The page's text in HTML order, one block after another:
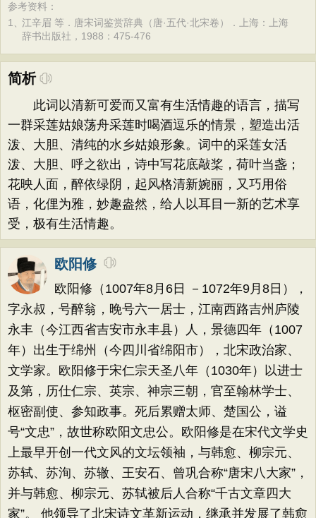
参考资料：
1、江辛眉 等．唐宋词鉴赏辞典（唐·五代·北宋卷）．上海：上海
辞书出版社，1988：475-476
简析
此词以清新可爱而又富有生活情趣的语言，描写
一群采莲姑娘荡舟采莲时喝酒逗乐的情景，塑造出活
泼、大胆、清纯的水乡姑娘形象。词中的采莲女活
泼、大胆、呼之欲出，诗中写花底敲桨，荷叶当盏；
花映人面，醉依绿阴，起风格清新婉丽，又巧用俗
语，化俚为雅，妙趣盎然，给人以耳目一新的艺术享
受，极有生活情趣。
欧阳修
欧阳修（1007年8月6日 －1072年9月8日），
字永叔，号醉翁，晚号六一居士，江南西路吉州庐陵
永丰（今江西省吉安市永丰县）人，景德四年（1007
年）出生于绵州（今四川省绵阳市），北宋政治家、
文学家。欧阳修于宋仁宗天圣八年（1030年）以进士
及第，历仕仁宗、英宗、神宗三朝，官至翰林学士、
枢密副使、参知政事。死后累赠太师、楚国公，谥
号“文忠”，故世称欧阳文忠公。欧阳修是在宋代文学史
上最早开创一代文风的文坛领袖，与韩愈、柳宗元、
苏轼、苏洵、苏辙、王安石、曾巩合称“唐宋八大家”，
并与韩愈、柳宗元、苏轼被后人合称“千古文章四大
家”。 他领导了北宋诗文革新运动，继承并发展了韩愈